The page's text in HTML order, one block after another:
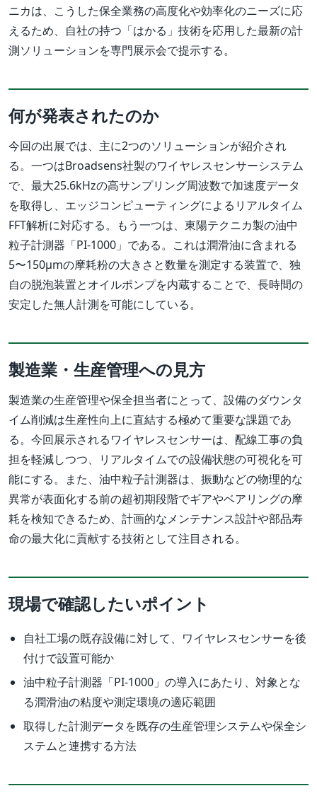
ニカは、こうした保全業務の高度化や効率化のニーズに応
えるため、自社の持つ「はかる」技術を応用した最新の計
測ソリューションを専門展示会で提示する。
何が発表されたのか
今回の出展では、主に2つのソリューションが紹介され
る。一つはBroadsens社製のワイヤレスセンサーシステム
で、最大25.6kHzの高サンプリング周波数で加速度データ
を取得し、エッジコンピューティングによるリアルタイム
FFT解析に対応する。もう一つは、東陽テクニカ製の油中
粒子計測器「PI-1000」である。これは潤滑油に含まれる
5〜150µmの摩耗粉の大きさと数量を測定する装置で、独
自の脱泡装置とオイルポンプを内蔵することで、長時間の
安定した無人計測を可能にしている。
製造業・生産管理への見方
製造業の生産管理や保全担当者にとって、設備のダウンタ
イム削減は生産性向上に直結する極めて重要な課題であ
る。今回展示されるワイヤレスセンサーは、配線工事の負
担を軽減しつつ、リアルタイムでの設備状態の可視化を可
能にする。また、油中粒子計測器は、振動などの物理的な
異常が表面化する前の超初期段階でギアやベアリングの摩
耗を検知できるため、計画的なメンテナンス設計や部品寿
命の最大化に貢献する技術として注目される。
現場で確認したいポイント
自社工場の既存設備に対して、ワイヤレスセンサーを後
付けで設置可能か
油中粒子計測器「PI-1000」の導入にあたり、対象とな
る潤滑油の粘度や測定環境の適応範囲
取得した計測データを既存の生産管理システムや保全シ
ステムと連携する方法